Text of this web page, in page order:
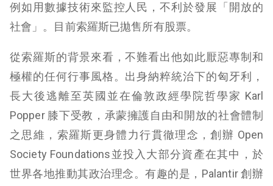
例如用數據技術來監控人民，不利於發展「開放的
社會」。目前索羅斯已拋售所有股票。
從索羅斯的背景來看，不難看出他如此厭惡專制和
極權的任何行事風格。出身納粹統治下的匈牙利，
長大後逃離至英國並在倫敦政經學院哲學家 Karl
Popper 膝下受教，承蒙擁護自由和開放的社會體制
之思維，索羅斯更身體力行貫徹理念，創辦 Open
Society Foundations並投入大部分資產在其中，於
世界各地推動其政治理念。有趣的是，Palantir 創辦